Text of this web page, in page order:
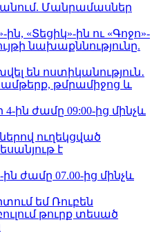
Մանրամասներ
«Տեցիկ»-ին ու «Գոջո»-
նախաքննությունը.
են ոստիկանություն․
թմրամիջոց և
ին ժամը 09:00-ից մինչև
ուղեկցված
է
ին ժամը 07.00-ից մինչև
եմ Ռուբեն
թուրք տեսած